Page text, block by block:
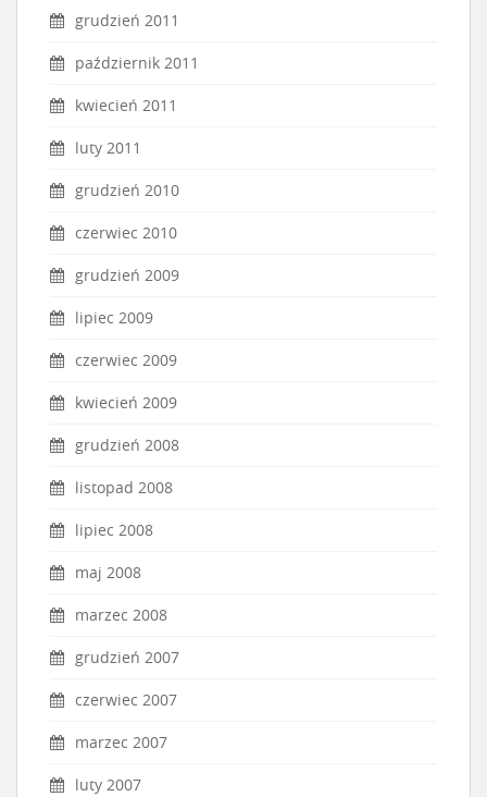
grudzień 2011
październik 2011
kwiecień 2011
luty 2011
grudzień 2010
czerwiec 2010
grudzień 2009
lipiec 2009
czerwiec 2009
kwiecień 2009
grudzień 2008
listopad 2008
lipiec 2008
maj 2008
marzec 2008
grudzień 2007
czerwiec 2007
marzec 2007
luty 2007